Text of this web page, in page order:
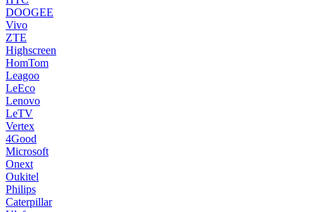
DOOGEE
Vivo
ZTE
Highscreen
HomTom
Leagoo
LeEco
Lenovo
LeTV
Vertex
4Good
Microsoft
Onext
Oukitel
Philips
Caterpillar